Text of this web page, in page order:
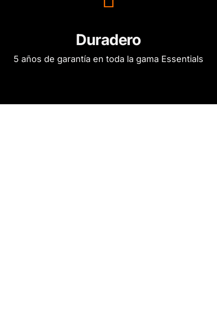
Duradero
5 años de garantía en toda la gama Essentials